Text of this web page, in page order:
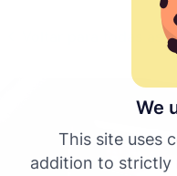
We
This site uses
addition to strictly
Français
Voltar para todas as